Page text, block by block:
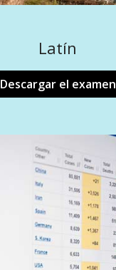
Latín
Descargar el examen